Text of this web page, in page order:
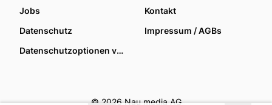
Jobs
Kontakt
Datenschutz
Impressum / AGBs
Datenschutzoptionen verwalten
© 2026 Nau media AG